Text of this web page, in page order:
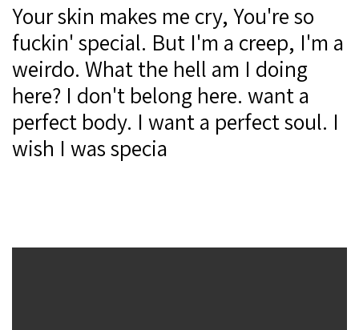
Your skin makes me cry, You're so
fuckin' special. But I'm a creep, I'm a
weirdo. What the hell am I doing
here? I don't belong here. want a
perfect body. I want a perfect soul. I
wish I was specia